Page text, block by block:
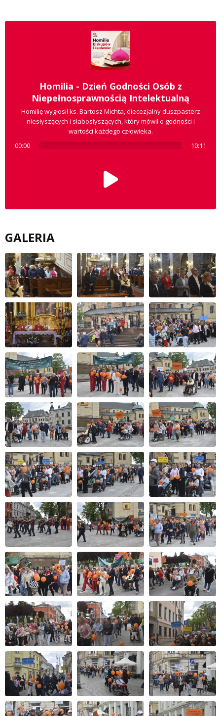
Homilia - Dzień Godności Osób z
Niepełnosprawnością Intelektualną
Homilię wygłosił ks. Bartosz Michta, diecezjalny duszpasterz
niesłyszących i słabosłyszących, który mówił o godności i
wartości każdego człowieka.
00:00
10:11
GALERIA